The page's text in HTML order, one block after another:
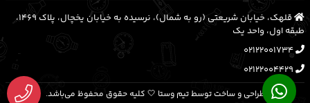
قلهک، خیابان شریعتی (رو به شمال)، نرسیده به خیابان یخچال، پلاک ۱۴۶۹،
طبقه اول، واحد یک
02122001734
02122004429
طراحی و ساخت توسط تیم وستا 🤍 کلیه حقوق محفوظ می‌باشد.